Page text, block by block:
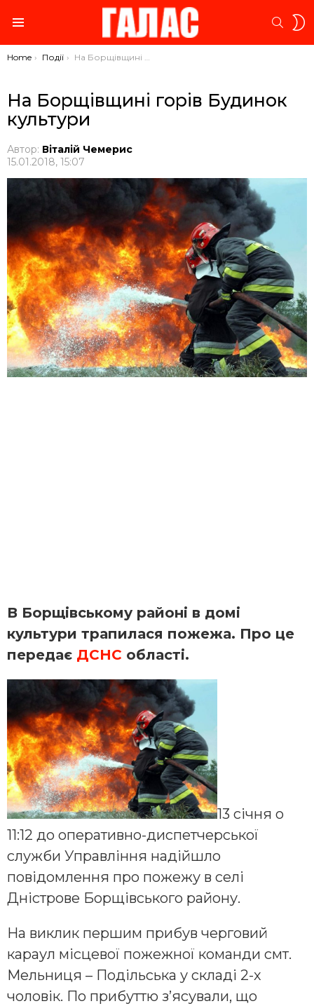
You are here:
Home Події На Борщівщині горів Будинок культури
На Борщівщині горів Будинок
культури
Автор: Віталій Чемерис
15.01.2018, 15:07
В Борщівському районі в домі
культури трапилася пожежа. Про це
передає ДСНС області.
13 січня о
11:12 до оперативно-диспетчерської
служби Управління надійшло
повідомлення про пожежу в селі
Дністрове Борщівського району.
На виклик першим прибув черговий
караул місцевої пожежної команди смт.
Мельниця – Подільська у складі 2-х
чоловік. По прибуттю з’ясували, що